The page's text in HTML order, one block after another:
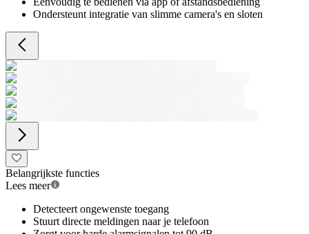
Ondersteunt integratie van slimme camera's en sloten
Belangrijkste functies
Lees meer
Detecteert ongewenste toegang
Stuurt directe meldingen naar je telefoon